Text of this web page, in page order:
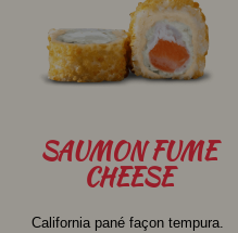
SAUMONFUME
CHEESE
California pané façon tempura.